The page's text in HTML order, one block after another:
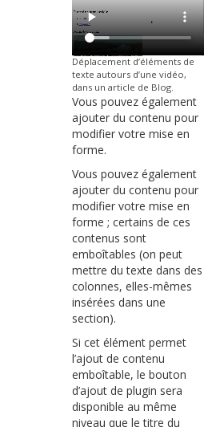
Déplacement d’éléments de
texte autours d’une vidéo,
dans un article de Blog.
Vous pouvez également
ajouter du contenu pour
modifier votre mise en
forme.
Vous pouvez également
ajouter du contenu pour
modifier votre mise en
forme ; certains de ces
contenus sont
emboîtables (on peut
mettre du texte dans des
colonnes, elles-mêmes
insérées dans une
section).
Si cet élément permet
l’ajout de contenu
emboîtable, le bouton
d’ajout de plugin sera
disponible au même
niveau que le titre du